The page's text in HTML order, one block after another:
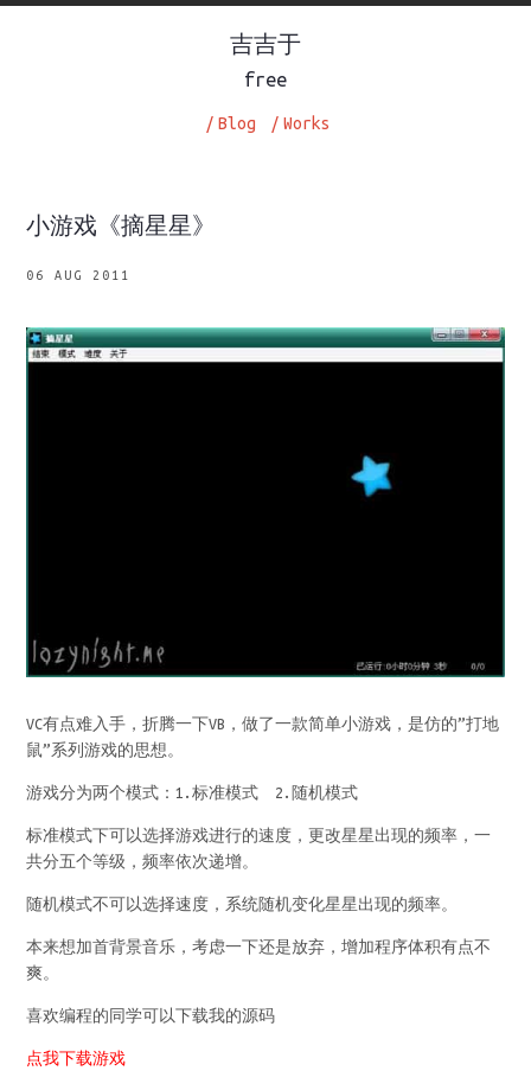
吉吉于
free
Blog
/ Works
/
小游戏《摘星星》
06 AUG 2011
VC有点难入手，折腾一下VB，做了一款简单小游戏，是仿的”打地
鼠”系列游戏的思想。
游戏分为两个模式：1.标准模式 2.随机模式
标准模式下可以选择游戏进行的速度，更改星星出现的频率，一
共分五个等级，频率依次递增。
随机模式不可以选择速度，系统随机变化星星出现的频率。
本来想加首背景音乐，考虑一下还是放弃，增加程序体积有点不
爽。
喜欢编程的同学可以下载我的源码
点我下载游戏